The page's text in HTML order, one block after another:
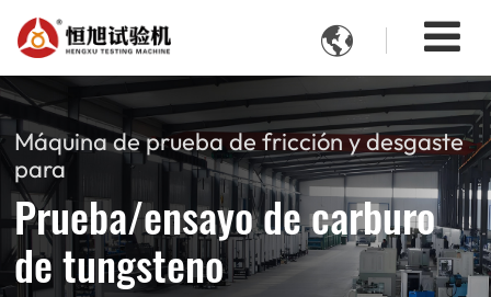

Máquina de prueba de fricción y desgaste
para
Prueba/ensayo de carburo
de tungsteno